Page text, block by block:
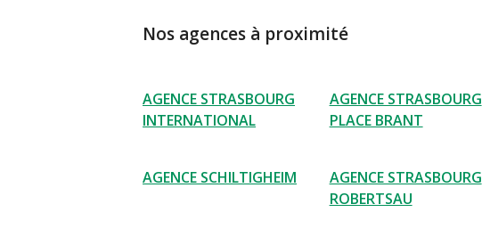
Nos agences à proximité
AGENCE STRASBOURG
INTERNATIONAL
AGENCE STRASBOURG
PLACE BRANT
AGENCE SCHILTIGHEIM
AGENCE STRASBOURG
ROBERTSAU